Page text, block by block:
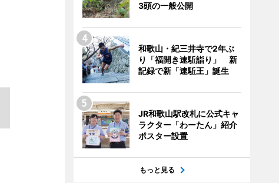
3頭の一般公開
和歌山・紀三井寺で2年ぶ
り「福開き速駈詣り」 新
記録で新「速駈王」誕生
JR和歌山駅改札に公式キャ
ラクター「わーたん」紹介
ポスター設置
もっと見る